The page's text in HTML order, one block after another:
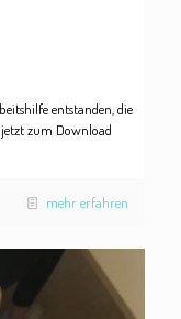
entstanden, die
zum Download
mehr erfahren